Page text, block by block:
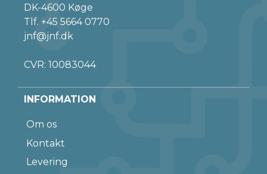
DK-4600 Køge
Tlf. +45 5664 0770
jnf@jnf.dk
CVR: 10083044
INFORMATION
Om os
Kontakt
Levering